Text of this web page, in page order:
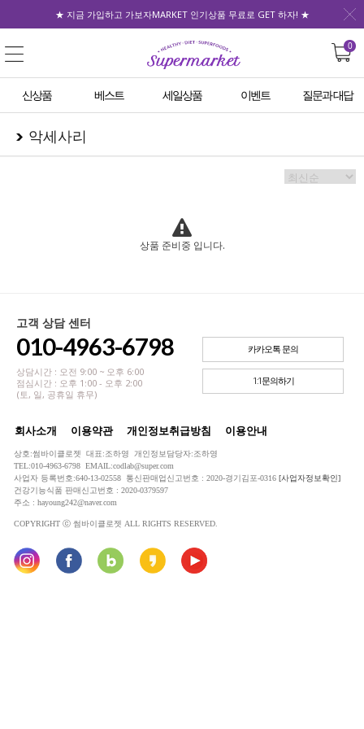
★ 지금 가입하고 가보자MARKET 인기상품 무료로 GET 하자! ★
0
신상품 베스트 세일상품 이벤트 질문과 대답
악세사리
상품 준비중 입니다.
고객 상담 센터
010-4963-6798
상담시간 : 오전 9:00 ~ 오후 6:00
점심시간 : 오후 1:00 - 오후 2:00
(토, 일, 공휴일 휴무)
카카오톡 문의
1:1문의하기
회사소개 이용약관 개인정보취급방침 이용안내
상호:썸바이클로젯 대표:조하영 개인정보담당자:조하영
TEL:010-4963-6798 EMAIL:codlab@super.com
사업자 등록번호:640-13-02558 통신판매업신고번호 : 2020-경기김포-0316 [사업자정보확인]
건강기능식품 판매신고번호 : 2020-0379597
주소 : hayoung242@naver.com
COPYRIGHT ⓒ 썸바이클로젯 ALL RIGHTS RESERVED.